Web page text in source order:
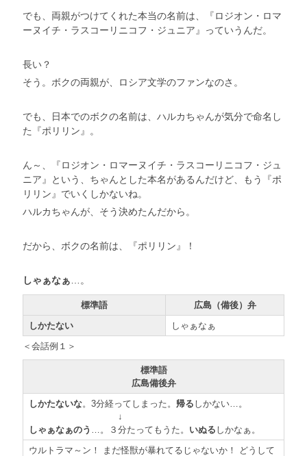
でも、両親がつけてくれた本当の名前は、『ロジオン・ロマ
ーヌイチ・ラスコーリニコフ・ジュニア』っていうんだ。
長い？
そう。ボクの両親が、ロシア文学のファンなのさ。
でも、日本でのボクの名前は、ハルカちゃんが気分で命名し
た『ポリリン』。
ん～、『ロジオン・ロマーヌイチ・ラスコーリニコフ・ジュ
ニア』という、ちゃんとした本名があるんだけど、もう『ポ
リリン』でいくしかないね。
ハルカちゃんが、そう決めたんだから。
だから、ボクの名前は、『ポリリン』！
しゃぁなぁ …。
標準語
広島（備後）弁
しかたない
しゃぁなぁ
＜会話例１＞
標準語
広島備後弁
しかたないな。3分経ってしまった。 帰る しかない…。
↓
しゃぁなぁのう
…。３分たってもうた。 いぬる しかなぁ。
ウルトラマ～ン！ まだ怪獣が暴れてるじゃないか！ どうして